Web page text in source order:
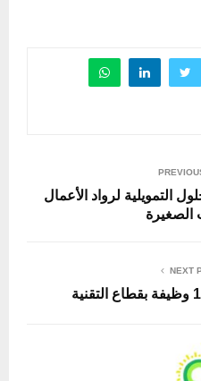
التمويلية لرواد الأعمال
الصغيرة
NEXT